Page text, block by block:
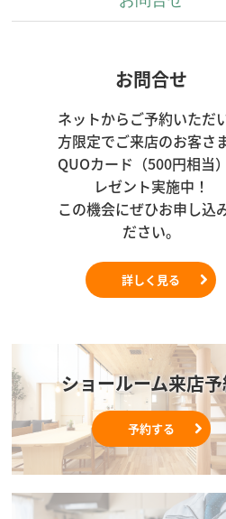
お問合せ
ネットからご予約いただ
方限定でご来店のお客さ
QUOカード（500円相当
レゼント実施中！
この機会にぜひお申し込
ださい。
詳しく見る
ショールーム来店
予約する